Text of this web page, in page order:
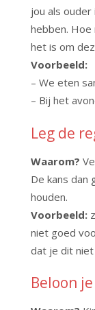
jou als
hebben.
het is om
Voorbeeld:
– We eten
– Bij het
Leg de
Waarom?
De kans dan
houden.
Voorbeeld:
niet goed
dat je dit niet
Beloon